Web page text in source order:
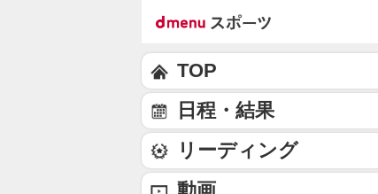
TOP
日程・結果
リーディング